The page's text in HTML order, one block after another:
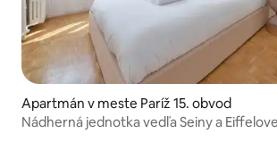
Apartmán v meste Paríž 15. obvod
Nádherná jednotka vedľa Seiny a